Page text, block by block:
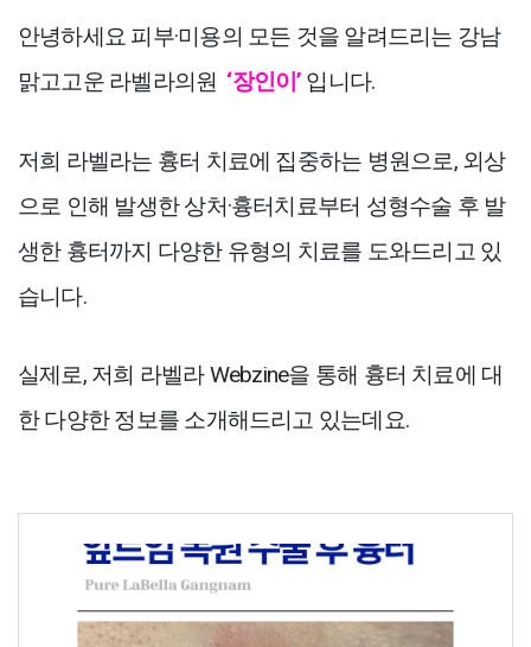
안녕하세요 피부·미용의 모든 것을 알려드리는 강남
맑고고운 라벨라의원 ‘장인이’ 입니다.
저희 라벨라는 흉터 치료에 집중하는 병원으로, 외상
으로 인해 발생한 상처·흉터치료부터 성형수술 후 발
생한 흉터까지 다양한 유형의 치료를 도와드리고 있
습니다.
실제로, 저희 라벨라 Webzine을 통해 흉터 치료에 대
한 다양한 정보를 소개해드리고 있는데요.